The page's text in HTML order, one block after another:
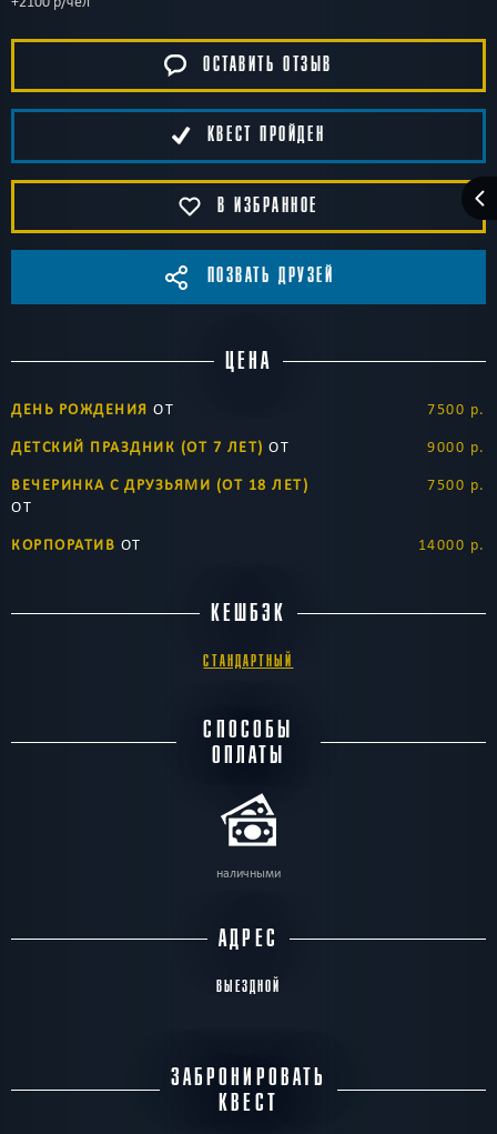
ОСТАВИТЬ ОТЗЫВ
КВЕСТ ПРОЙДЕН
В ИЗБРАННОЕ
ПОЗВАТЬ ДРУЗЕЙ
ЦЕНА
ДЕНЬ РОЖДЕНИЯ ОТ
7500 р.
ДЕТСКИЙ ПРАЗДНИК (ОТ 7 ЛЕТ) ОТ
9000 р.
ВЕЧЕРИНКА С ДРУЗЬЯМИ (ОТ 18 ЛЕТ)
ОТ
7500 р.
КОРПОРАТИВ ОТ 14000 р.
КЕШБЭК
СТАНДАРТНЫЙ
СПОСОБЫ
ОПЛАТЫ
наличными
АДРЕС
ВЫЕЗДНОЙ
ЗАБРОНИРОВАТЬ
КВЕСТ